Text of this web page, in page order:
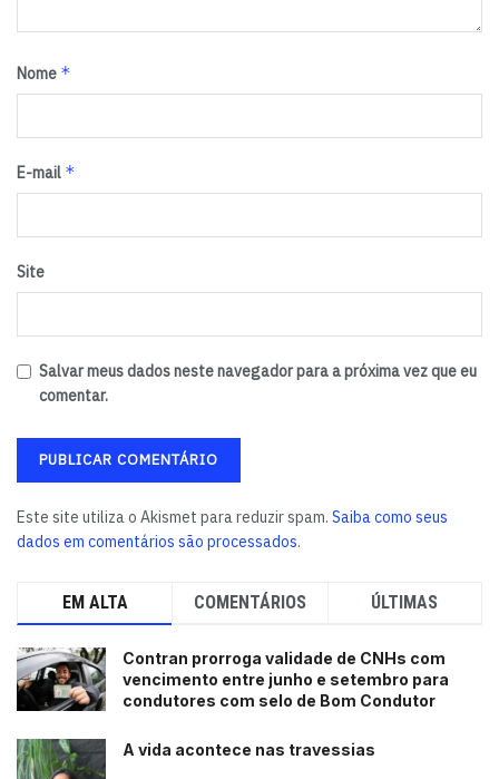
Nome *
E-mail *
Site
Salvar meus dados neste navegador para a próxima vez que eu
comentar.
Este site utiliza o Akismet para reduzir spam. Saiba como seus
dados em comentários são processados.
EM ALTA COMENTÁRIOS ÚLTIMAS
Contran prorroga validade de CNHs com
vencimento entre junho e setembro para
condutores com selo de Bom Condutor
A vida acontece nas travessias